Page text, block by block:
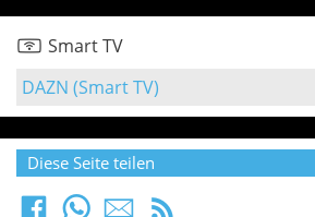
Smart TV
DAZN (Smart TV)
Diese Seite teilen